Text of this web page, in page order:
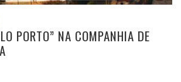
PORTO” NA COMPANHIA DE